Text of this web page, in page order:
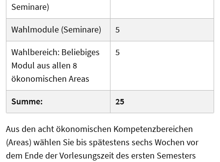
Seminare)
Wahlmodule (Seminare)
5
Wahlbereich: Beliebiges
Modul aus allen 8
ökonomischen Areas
5
Summe: 25
Aus den acht ökonomischen Kompetenzbereichen
(Areas) wählen Sie bis spätestens sechs Wochen vor
dem Ende der Vorlesungszeit des ersten Semesters